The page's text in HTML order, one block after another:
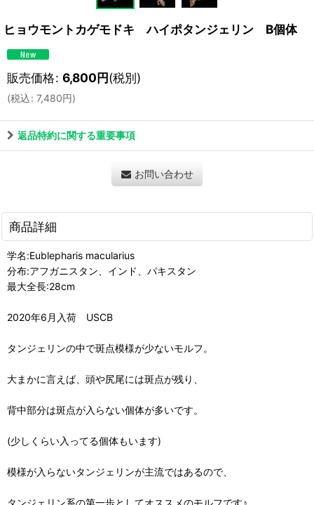
ヒョウモントカゲモドキ ハイポタンジェリン B個体
販売価格: 6,800円(税別)
(税込: 7,480円)
返品特約に関する重要事項
お問い合わせ
商品詳細
学名:Eublepharis macularius
分布:アフガニスタン、インド、パキスタン
最大全長:28cm
2020年6月入荷 USCB
タンジェリンの中で斑点模様が少ないモルフ。
大まかに言えば、頭や尻尾には斑点が残り、
背中部分は斑点が入らない個体が多いです。
(少しくらい入ってる個体もいます)
模様が入らないタンジェリンが主流ではあるので、
タンジェリン系の第一歩としてオススメのモルフです♪